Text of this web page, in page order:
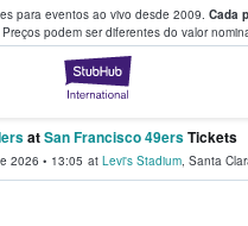
para eventos ao vivo desde 2009. Cada
podem ser diferentes do valor
e vendem
atSan Francisco 49ersTickets
2026 • 13:05 at Levi's Stadium, Santa